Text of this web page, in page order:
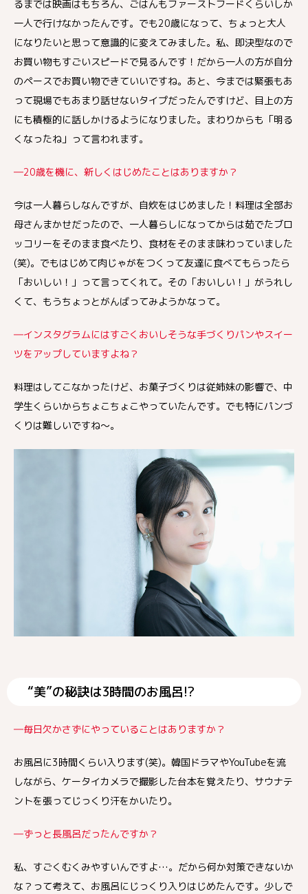
るまでは映画はもちろん、ごはんもファーストフードくらいしか
一人で行けなかったんです。でも20歳になって、ちょっと大人
になりたいと思って意識的に変えてみました。私、即決型なので
お買い物もすごいスピードで見るんです！だから一人の方が自分
のペースでお買い物できていいですね。あと、今までは緊張もあ
って現場でもあまり話せないタイプだったんですけど、目上の方
にも積極的に話しかけるようになりました。まわりからも「明る
くなったね」って言われます。
―20歳を機に、新しくはじめたことはありますか？
今は一人暮らしなんですが、自炊をはじめました！料理は全部お
母さんまかせだったので、一人暮らしになってからは茹でたブロ
ッコリーをそのまま食べたり、食材をそのまま味わっていました
(笑)。でもはじめて肉じゃがをつくって友達に食べてもらったら
「おいしい！」って言ってくれて。その「おいしい！」がうれし
くて、もうちょっとがんばってみようかなって。
―インスタグラムにはすごくおいしそうな手づくりパンやスイー
ツをアップしていますよね？
料理はしてこなかったけど、お菓子づくりは従姉妹の影響で、中
学生くらいからちょこちょこやっていたんです。でも特にパンづ
くりは難しいですね～。
“美”の秘訣は3時間のお風呂!?
―毎日欠かさずにやっていることはありますか？
お風呂に3時間くらい入ります(笑)。韓国ドラマやYouTubeを流
しながら、ケータイカメラで撮影した台本を覚えたり、サウナテ
ントを張ってじっくり汗をかいたり。
―ずっと長風呂だったんですか？
私、すごくむくみやすいんですよ…。だから何か対策できないか
な？って考えて、お風呂にじっくり入りはじめたんです。少しで